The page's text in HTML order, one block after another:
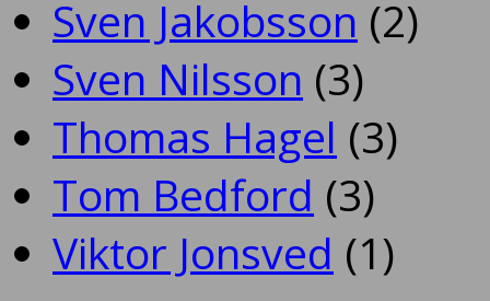
Sven Jakobsson (2)
Sven Nilsson (3)
Thomas Hagel (3)
Tom Bedford (3)
Viktor Jonsved (1)